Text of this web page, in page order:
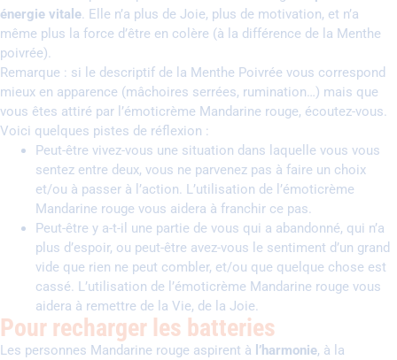
énergie vitale. Elle n’a plus de Joie, plus de motivation, et n’a
même plus la force d’être en colère (à la différence de la Menthe
poivrée).
Remarque : si le descriptif de la Menthe Poivrée vous correspond
mieux en apparence (mâchoires serrées, rumination…) mais que
vous êtes attiré par l’émoticrème Mandarine rouge, écoutez-vous.
Voici quelques pistes de réflexion :
Peut-être vivez-vous une situation dans laquelle vous vous
sentez entre deux, vous ne parvenez pas à faire un choix
et/ou à passer à l’action. L’utilisation de l’émoticrème
Mandarine rouge vous aidera à franchir ce pas.
Peut-être y a-t-il une partie de vous qui a abandonné, qui n’a
plus d’espoir, ou peut-être avez-vous le sentiment d’un grand
vide que rien ne peut combler, et/ou que quelque chose est
cassé. L’utilisation de l’émoticrème Mandarine rouge vous
aidera à remettre de la Vie, de la Joie.
Pour recharger les batteries
Les personnes Mandarine rouge aspirent à l’harmonie, à la